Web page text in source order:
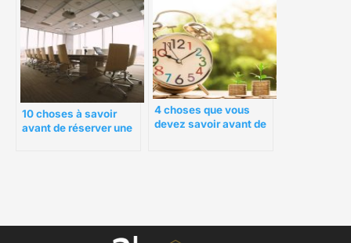
10 choses à savoir
avant de réserver une
4 choses que vous
devez savoir avant de